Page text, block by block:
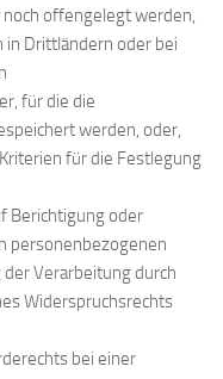
offengelegt werden,
Drittländern oder bei
für die die
werden, oder,
für die Festlegung
Berichtigung oder
personenbezogenen
Verarbeitung durch
Widerspruchsrechts
bei einer